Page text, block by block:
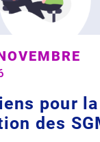
pour la
des